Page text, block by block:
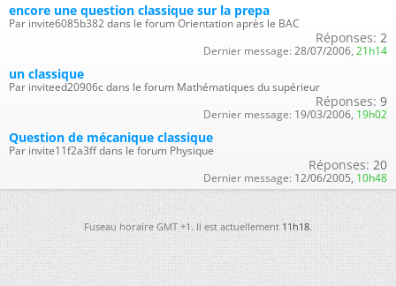
encore une question classique sur la prepa
Par invite6085b382 dans le forum Orientation après le BAC
Réponses: 2
Dernier message: 28/07/2006, 21h14
un classique
Par inviteed20906c dans le forum Mathématiques du supérieur
Réponses: 9
Dernier message: 19/03/2006, 19h02
Question de mécanique classique
Par invite11f2a3ff dans le forum Physique
Réponses: 20
Dernier message: 12/06/2005, 10h48
Fuseau horaire GMT +1. Il est actuellement 11h18.